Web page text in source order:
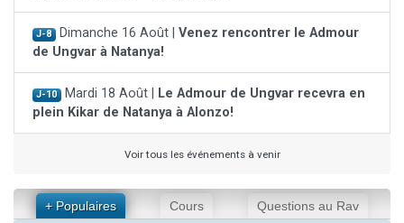
J-8 Dimanche 16 Août | Venez rencontrer le Admour
de Ungvar à Natanya!
J-10 Mardi 18 Août | Le Admour de Ungvar recevra en
plein Kikar de Natanya à Alonzo!
Voir tous les événements à venir
+ Populaires Cours Questions au Rav